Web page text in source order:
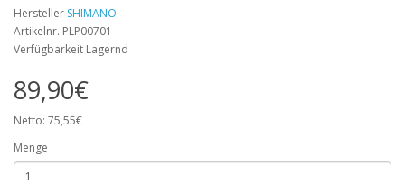
Hersteller SHIMANO
Artikelnr. PLP00701
Verfügbarkeit Lagernd
89,90€
Netto: 75,55€
Menge